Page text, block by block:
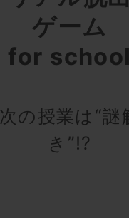
ゲーム
for
次の授業は“謎
き”!?